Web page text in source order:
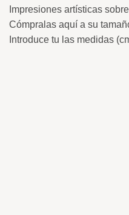
Impresiones artísticas
Cómpralas aquí a su
Introduce tu las medidas